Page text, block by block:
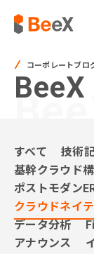
コーポレートブロ
すべて 技術
基幹クラウド
ポストモダン
クラウドネイ
データ分析
アナウンス